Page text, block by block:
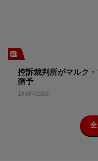
控訴裁判所がマルク
猶予
13 APR 2023